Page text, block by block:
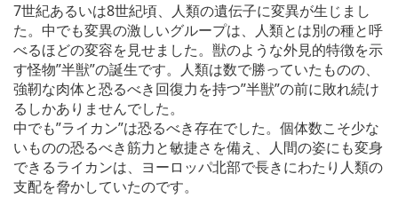
7世紀あるいは8世紀頃、人類の遺伝子に変異が生じまし
た。中でも変異の激しいグループは、人類とは別の種と呼
べるほどの変容を見せました。獣のような外見的特徴を示
す怪物”半獣”の誕生です。人類は数で勝っていたものの、
強靭な肉体と恐るべき回復力を持つ”半獣”の前に敗れ続け
るしかありませんでした。
中でも”ライカン”は恐るべき存在でした。個体数こそ少な
いものの恐るべき筋力と敏捷さを備え、人間の姿にも変身
できるライカンは、ヨーロッパ北部で長きにわたり人類の
支配を脅かしていたのです。